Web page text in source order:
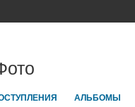
АЛЬБОМЫ